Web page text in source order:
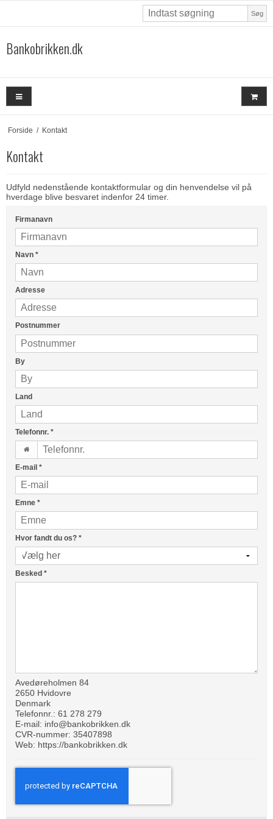
Søg
Bankobrikken.dk
Forside / Kontakt
Kontakt
Udfyld nedenstående kontaktformular og din henvendelse vil på
hverdage blive besvaret indenfor 24 timer.
Firmanavn
Navn *
Adresse
Postnummer
By
Land
Telefonnr. *
E-mail *
Emne *
Hvor fandt du os? *
Besked *
Avedøreholmen 84
2650 Hvidovre
Denmark
Telefonnr.: 61 278 279
E-mail: info@bankobrikken.dk
CVR-nummer: 35407898
Web: https://bankobrikken.dk